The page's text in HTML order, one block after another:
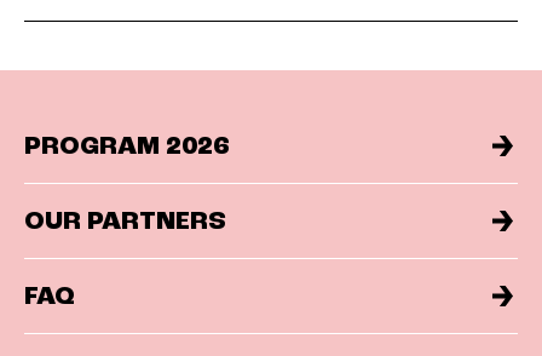
PROGRAM 2026
OUR PARTNERS
FAQ